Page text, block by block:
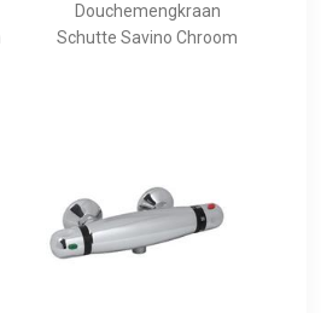
Douchemengkraan
Schutte Savino Chroom